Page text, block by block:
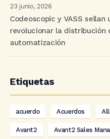
23 junio, 2026
Codeoscopic y VASS
revolucionar la distribución
automatización
Etiquetas
acuerdo Acuerdos
Avant2 Avant2 Sales